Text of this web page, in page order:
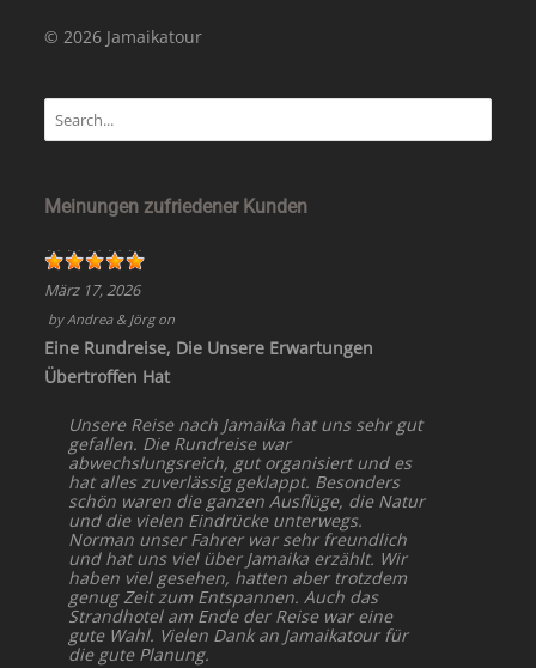
© 2026 Jamaikatour
Meinungen zufriedener Kunden
März 17, 2026
byAndrea & Jörgon
Eine Rundreise, Die Unsere Erwartungen
Übertroffen Hat
Unsere Reise nach Jamaika hat uns sehr gut
gefallen. Die Rundreise war
abwechslungsreich, gut organisiert und es
hat alles zuverlässig geklappt. Besonders
schön waren die ganzen Ausflüge, die Natur
und die vielen Eindrücke unterwegs.
Norman unser Fahrer war sehr freundlich
und hat uns viel über Jamaika erzählt. Wir
haben viel gesehen, hatten aber trotzdem
genug Zeit zum Entspannen. Auch das
Strandhotel am Ende der Reise war eine
gute Wahl. Vielen Dank an Jamaikatour für
die gute Planung.